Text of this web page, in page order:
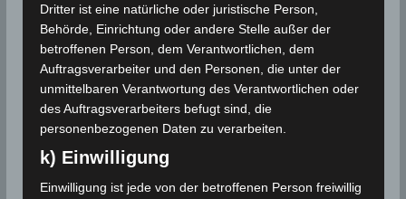
Dritter ist eine natürliche oder juristische Person,
Behörde, Einrichtung oder andere Stelle außer der
betroffenen Person, dem Verantwortlichen, dem
Auftragsverarbeiter und den Personen, die unter der
unmittelbaren Verantwortung des Verantwortlichen oder
des Auftragsverarbeiters befugt sind, die
personenbezogenen Daten zu verarbeiten.
k) Einwilligung
Einwilligung ist jede von der betroffenen Person freiwillig